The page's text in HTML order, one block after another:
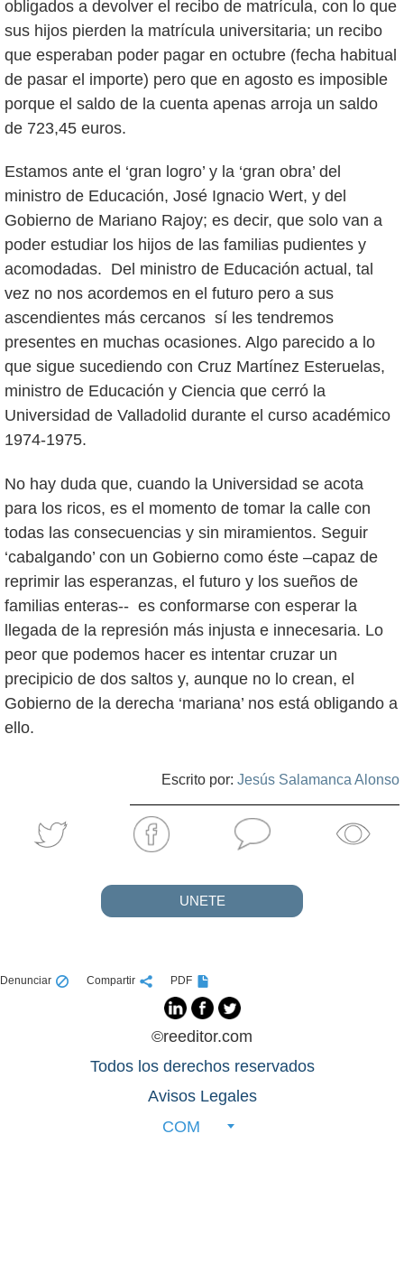
obligados a devolver el recibo de matrícula, con lo que
sus hijos pierden la matrícula universitaria; un recibo
que esperaban poder pagar en octubre (fecha habitual
de pasar el importe) pero que en agosto es imposible
porque el saldo de la cuenta apenas arroja un saldo
de 723,45 euros.
Estamos ante el ‘gran logro’ y la ‘gran obra’ del
ministro de Educación, José Ignacio Wert, y del
Gobierno de Mariano Rajoy; es decir, que solo van a
poder estudiar los hijos de las familias pudientes y
acomodadas. Del ministro de Educación actual, tal
vez no nos acordemos en el futuro pero a sus
ascendientes más cercanos sí les tendremos
presentes en muchas ocasiones. Algo parecido a lo
que sigue sucediendo con Cruz Martínez Esteruelas,
ministro de Educación y Ciencia que cerró la
Universidad de Valladolid durante el curso académico
1974-1975.
No hay duda que, cuando la Universidad se acota
para los ricos, es el momento de tomar la calle con
todas las consecuencias y sin miramientos. Seguir
‘cabalgando’ con un Gobierno como éste –capaz de
reprimir las esperanzas, el futuro y los sueños de
familias enteras-- es conformarse con esperar la
llegada de la represión más injusta e innecesaria. Lo
peor que podemos hacer es intentar cruzar un
precipicio de dos saltos y, aunque no lo crean, el
Gobierno de la derecha ‘mariana’ nos está obligando a
ello.
Escrito por: Jesús Salamanca Alonso
UNETE
Denunciar Compartir PDF
©reeditor.com
Todos los derechos reservados
Avisos Legales